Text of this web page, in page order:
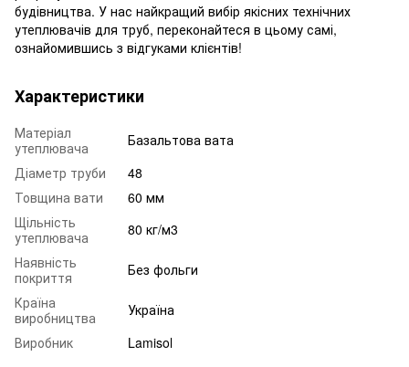
будівництва. У нас найкращий вибір якісних технічних
утеплювачів для труб, переконайтеся в цьому самі,
ознайомившись з відгуками клієнтів!
Характеристики
Матеріал
утеплювача
Базальтова вата
Діаметр труби
48
Товщина вати
60 мм
Щільність
утеплювача
80 кг/м3
Наявність
покриття
Без фольги
Країна
виробництва
Україна
Виробник
Lamisol